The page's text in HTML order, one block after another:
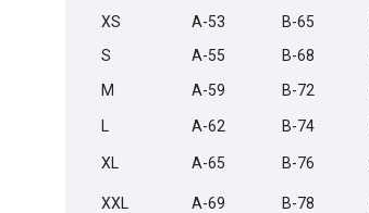
XS
A-53 B-65
S
A-55 B-68
M
A-59 B-72
L A-62 B-74
XL A-65 B-76
XXL A-69 B-78